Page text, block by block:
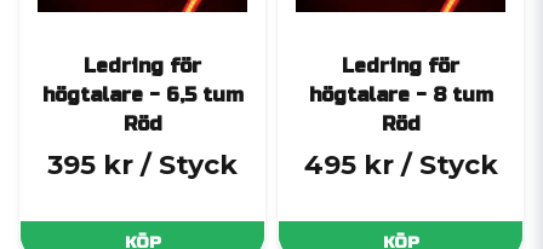
Ledring för
högtalare - 6,5 tum
Röd
395 kr / Styck
KÖP
Ledring för
högtalare - 8 tum
Röd
495 kr / Styck
KÖP